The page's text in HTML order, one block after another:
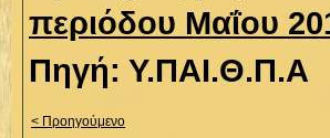
περιόδου Μαΐου
Πηγή: Υ.ΠΑΙ.Θ.Π.Α
< Προηγούμενο